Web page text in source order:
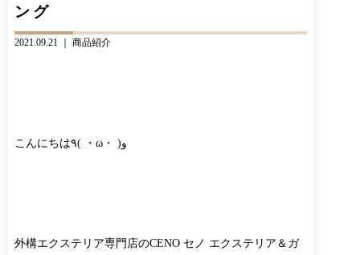
INFORMATION
ング
2021.09.21 ｜ 商品紹介
こんにちは٩( ・ω・ )و
外構エクステリア専門店のCENO セノ エクステリア＆ガ